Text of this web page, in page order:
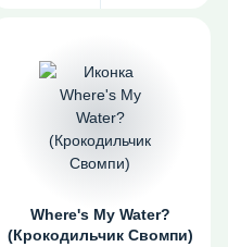
Where's My Water?
(Крокодильчик Свомпи)